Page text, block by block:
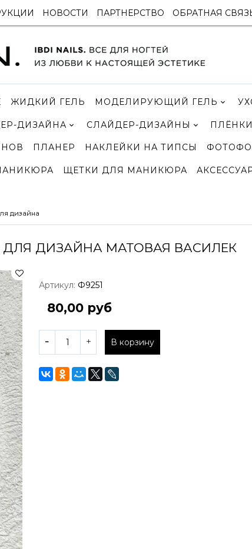
НОВОСТИ ПАРТНЕРСТВО ОБРАТНАЯ
ЖИДКИЙ ГЕЛЬ МОДЕЛИРУЮЩИЙ ГЕЛЬ
ДИЗАЙНА СЛАЙДЕР-ДИЗАЙНЫ
ПЛАНЕР НАКЛЕЙКИ НА ТИПСЫ
ЩЕТКИ ДЛЯ МАНИКЮРА
дизайна
ДЛЯ ДИЗАЙНА МАТОВАЯ ВАСИЛЕК
Артикул: Ф9251
80,00 руб
В корзину